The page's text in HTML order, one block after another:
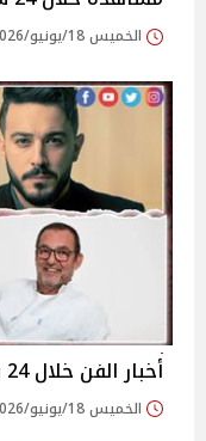
الخميس 18/يونيو/2026 - 11:55 ص
أخبار الفن خلال 24 ساعة
الخميس 18/يونيو/2026 - 12:03 ص